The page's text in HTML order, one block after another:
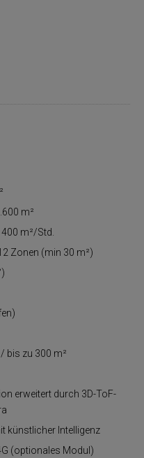
m²
m²/Std.
Zonen (min 30 m²)
bis zu 300 m²
erweitert durch 3D-ToF-
künstlicher Intelligenz
(optionales Modul)